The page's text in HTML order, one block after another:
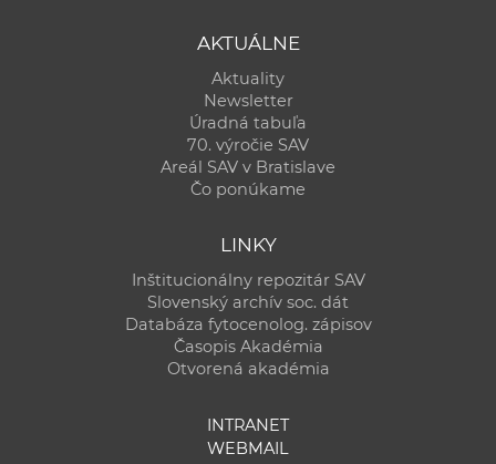
AKTUÁLNE
Aktuality
Newsletter
Úradná tabuľa
70. výročie SAV
Areál SAV v Bratislave
Čo ponúkame
LINKY
Inštitucionálny repozitár SAV
Slovenský archív soc. dát
Databáza fytocenolog. zápisov
Časopis Akadémia
Otvorená akadémia
INTRANET
WEBMAIL